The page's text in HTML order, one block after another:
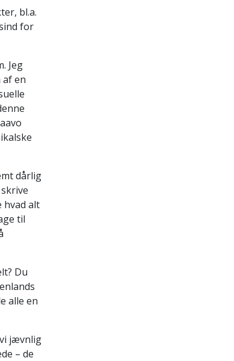
bl.a.
for
Jeg
en
dårlig
hvad alt
til
Du
alle en
jævnlig
– de